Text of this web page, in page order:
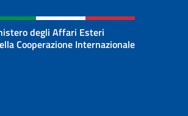
degli Affari Esteri
Cooperazione Internazionale